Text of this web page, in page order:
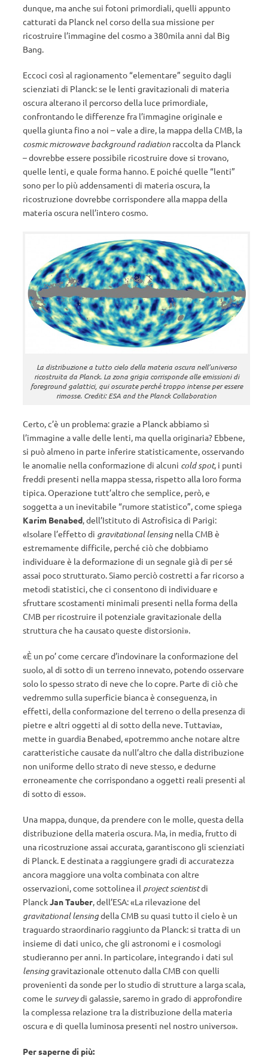
dunque, ma anche sui fotoni primordiali, quelli appunto
catturati da Planck nel corso della sua missione per
ricostruire l’immagine del cosmo a 380mila anni dal Big
Bang.
Eccoci così al ragionamento “elementare” seguito dagli
scienziati di Planck: se le lenti gravitazionali di materia
oscura alterano il percorso della luce primordiale,
confrontando le differenze fra l’immagine originale e
quella giunta fino a noi – vale a dire, la mappa della CMB, la
cosmic microwave background radiation raccolta da Planck
– dovrebbe essere possibile ricostruire dove si trovano,
quelle lenti, e quale forma hanno. E poiché quelle “lenti”
sono per lo più addensamenti di materia oscura, la
ricostruzione dovrebbe corrispondere alla mappa della
materia oscura nell’intero cosmo.
La distribuzione a tutto cielo della materia oscura nell’universo
ricostruita da Planck. La zona grigia corrisponde alle emissioni di
foreground galattici, qui oscurate perché troppo intense per essere
rimosse. Crediti: ESA and the Planck Collaboration
Certo, c’è un problema: grazie a Planck abbiamo sì
l’immagine a valle delle lenti, ma quella originaria? Ebbene,
si può almeno in parte inferire statisticamente, osservando
le anomalie nella conformazione di alcuni cold spot, i punti
freddi presenti nella mappa stessa, rispetto alla loro forma
tipica. Operazione tutt’altro che semplice, però, e
soggetta a un inevitabile “rumore statistico”, come spiega
Karim Benabed, dell’Istituto di Astrofisica di Parigi:
«Isolare l’effetto di gravitational lensingnella CMB è
estremamente difficile, perché ciò che dobbiamo
individuare è la deformazione di un segnale già di per sé
assai poco strutturato. Siamo perciò costretti a far ricorso a
metodi statistici, che ci consentono di individuare e
sfruttare scostamenti minimali presenti nella forma della
CMB per ricostruire il potenziale gravitazionale della
struttura che ha causato queste distorsioni».
«È un po’ come cercare d’indovinare la conformazione del
suolo, al di sotto di un terreno innevato, potendo osservare
solo lo spesso strato di neve che lo copre. Parte di ciò che
vedremmo sulla superficie bianca è conseguenza, in
effetti, della conformazione del terreno o della presenza di
pietre e altri oggetti al di sotto della neve. Tuttavia»,
mette in guardia Benabed, «potremmo anche notare altre
caratteristiche causate da null’altro che dalla distribuzione
non uniforme dello strato di neve stesso, e dedurne
erroneamente che corrispondano a oggetti reali presenti al
di sotto di esso».
Una mappa, dunque, da prendere con le molle, questa della
distribuzione della materia oscura. Ma, in media, frutto di
una ricostruzione assai accurata, garantiscono gli scienziati
di Planck. E destinata a raggiungere gradi di accuratezza
ancora maggiore una volta combinata con altre
osservazioni, come sottolinea il project scientistdi
PlanckJan Tauber, dell’ESA: «La rilevazione del
gravitational lensingdella CMB su quasi tutto il cielo è un
traguardo straordinario raggiunto da Planck: si tratta di un
insieme di dati unico, che gli astronomi e i cosmologi
studieranno per anni. In particolare, integrando i dati sul
lensinggravitazionale ottenuto dalla CMB con quelli
provenienti da sonde per lo studio di strutture a larga scala,
come le surveydi galassie, saremo in grado di approfondire
la complessa relazione tra la distribuzione della materia
oscura e di quella luminosa presenti nel nostro universo».
Per saperne di più: